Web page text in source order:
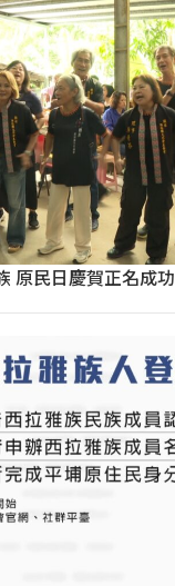
原民日慶賀正名成功